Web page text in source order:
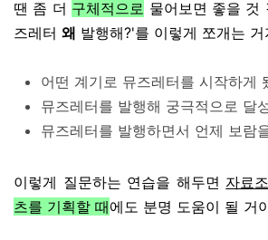
땐 좀 더 구체적으로 물어보면 좋을 것
즈레터 왜 발행해?'를 이렇게 쪼개는 거
어떤 계기로 뮤즈레터를 시작하게
뮤즈레터를 발행해 궁극적으로 달
뮤즈레터를 발행하면서 언제 보람
이렇게 질문하는 연습을 해두면 자료
츠를 기획할 때에도 분명 도움이 될 거